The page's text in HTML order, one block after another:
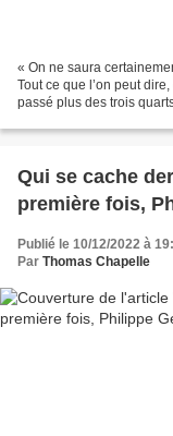
« On ne saura
Tout ce que l’on peut
passé plus des trois
Qui se cache
première fois,
Publié le 10/12/2022 à
Par Thomas Chapelle